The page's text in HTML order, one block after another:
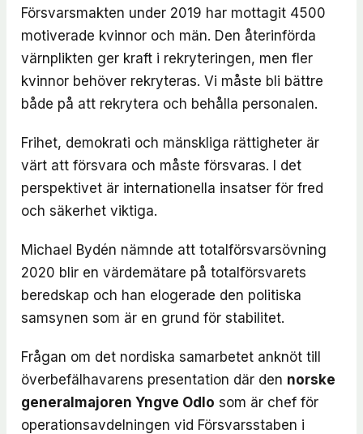
Försvarsmakten under 2019 har mottagit 4500
motiverade kvinnor och män. Den återinförda
värnplikten ger kraft i rekryteringen, men fler
kvinnor behöver rekryteras. Vi måste bli bättre
både på att rekrytera och behålla personalen.
Frihet, demokrati och mänskliga rättigheter är
värt att försvara och måste försvaras. I det
perspektivet är internationella insatser för fred
och säkerhet viktiga.
Michael Bydén nämnde att totalförsvarsövning
2020 blir en värdemätare på totalförsvarets
beredskap och han elogerade den politiska
samsynen som är en grund för stabilitet.
Frågan om det nordiska samarbetet anknöt till
överbefälhavarens presentation där den norske
generalmajoren Yngve Odlo som är chef för
operationsavdelningen vid Försvarsstaben i